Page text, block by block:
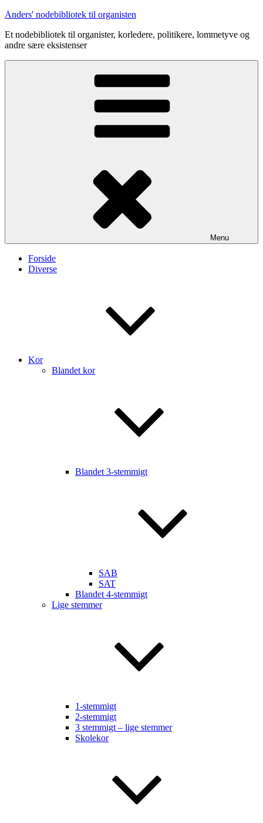
Videre
indhold
Anders' nodebibliotek til organisten
Et nodebibliotek til organister, korledere, politikere, lommetyve og
andre sære eksistenser
Menu
Forside
Diverse
Kor
Blandet kor
Blandet 3-stemmigt
SAB
SAT
Blandet 4-stemmigt
Lige stemmer
1-stemmigt
2-stemmigt
3 stemmigt – lige stemmer
Skolekor